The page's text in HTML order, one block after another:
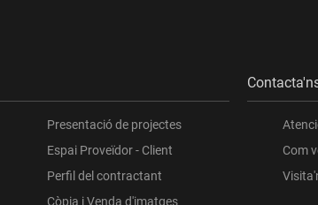
Presentació de projectes
Espai Proveïdor - Client
Perfil del contractant
Còpia i Venda d'imatges
Com